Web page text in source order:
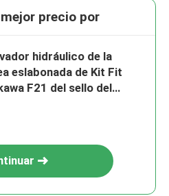
precio por
hidráulico de la
eslabonada de Kit Fit
F21 del sello del